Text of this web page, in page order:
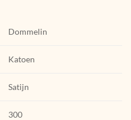
Dommelin
Katoen
Satijn
300